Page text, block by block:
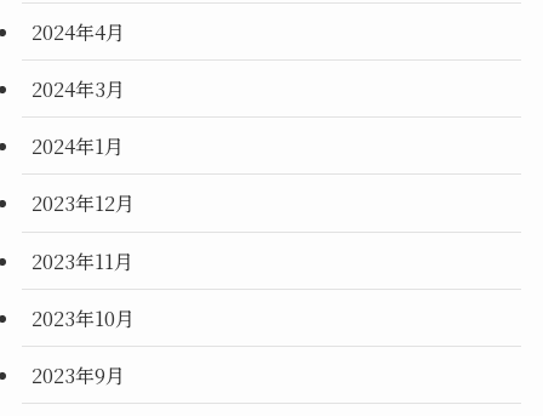
2024年4月
2024年3月
2024年1月
2023年12月
2023年11月
2023年10月
2023年9月